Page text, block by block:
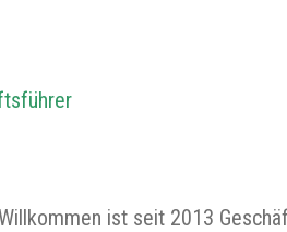
ist seit 2013